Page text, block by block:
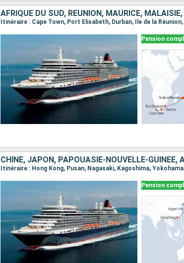
AFRIQUE DU SUD, RÉUNION, MAURICE,
Pension
CHINE, JAPON, PAPOUASIE-NOUVELLE-GUINÉE,
Itinéraire : Hong Kong, Pusan, Nagasaki, Kagoshima,
Pension